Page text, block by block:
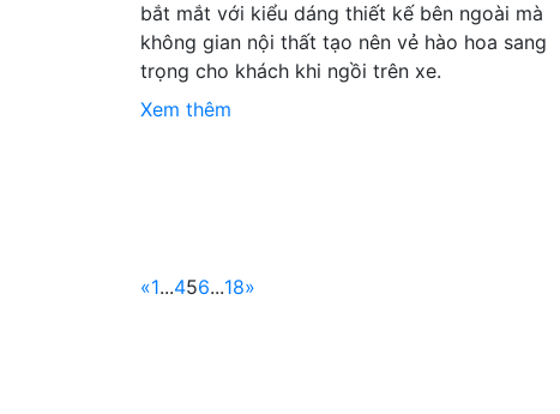
bắt mắt với kiểu dáng thiết kế bên ngoài mà
không gian nội thất tạo nên vẻ hào hoa sang
trọng cho khách khi ngồi trên xe.
Xem thêm
«1...456...18»